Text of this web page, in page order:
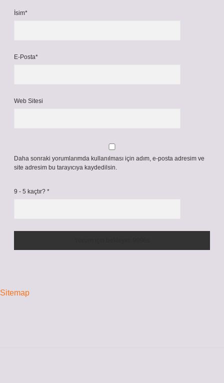
İsim*
E-Posta*
Web Sitesi
Daha sonraki yorumlarımda kullanılması için adım, e-posta adresim ve
site adresim bu tarayıcıya kaydedilsin.
9 - 5 kaçtır? *
Sitemap